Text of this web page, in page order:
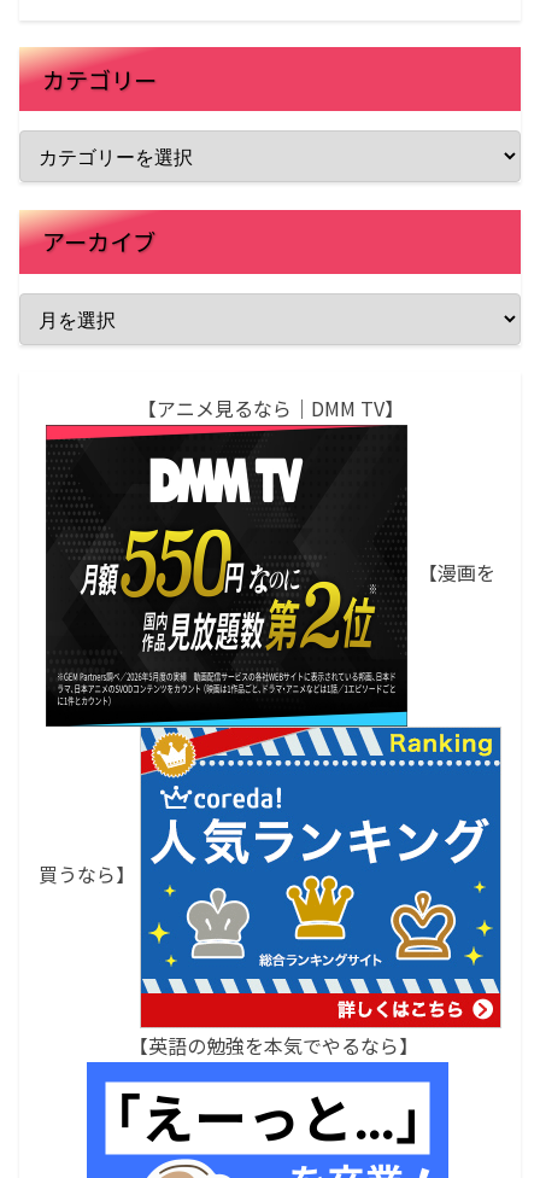
カテゴリー
アーカイブ
【アニメ見るなら｜DMM TV】
【漫画を
買うなら】
【英語の勉強を本気でやるなら】